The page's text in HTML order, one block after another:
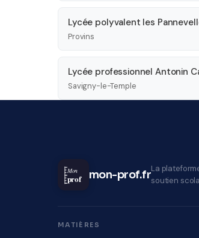
Lycée polyvalent les
Provins
Lycée professionnel Antonin
Savigny-le-Temple
Mon
prof mon-prof.frLa
soutien
MATIÈRES